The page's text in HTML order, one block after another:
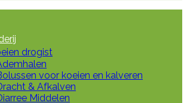
drogist
voor koeien en kalveren
& Afkalven
Middelen